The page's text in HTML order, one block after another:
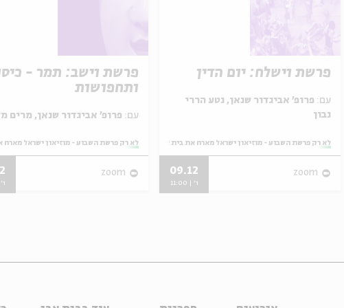
פרשת וישב: תמר -
ותחפושות
עם:
מתוך:
לא רק פרשת השבוע - מוזיאון ישראל מארח
zoom
ו' |
פרשת וישלח: יום הדין
עם: פרופ' אביגדור שנאן, נטע הררי
נבון
מתוך:
לא רק פרשת השבוע - מוזיאון ישראל מארח את בית אבי חי
zoom
09.12
ו' | 11:00